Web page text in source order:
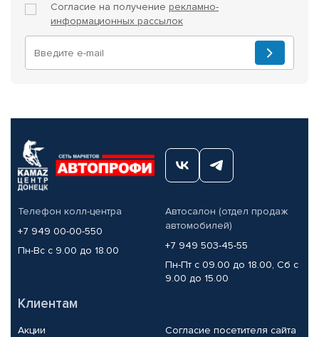
Согласие на получение рекламно-
информационных рассылок
Телефон колл-центра
+7 949 00-00-550
Пн-Вс с 9.00 до 18.00
Автосалон (отдел продаж
автомобилей)
+7 949 503-45-55
Пн-Пт с 09.00 до 18.00, Сб с
9.00 до 15.00
Клиентам
Акции Согласие посетителя сайта